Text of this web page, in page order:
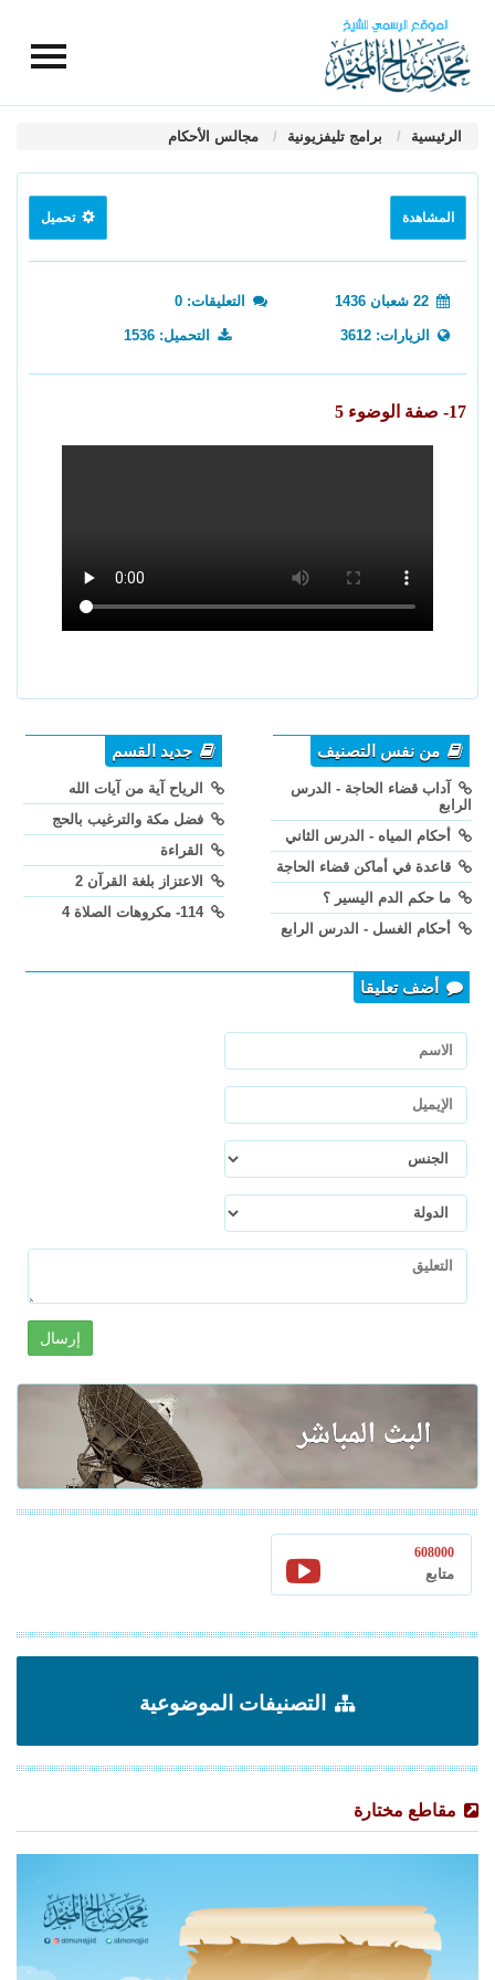
الرئيسية برامج تليفزيونية مجالس الأحكام
المشاهدة تحميل
التعليقات: 0
الزيارات: 3612 التحميل: 1536
17- صفة الوضوء 5
من نفس التصنيف
آداب قضاء الحاجة - الدرس
الرابع
أحكام المياه - الدرس الثاني
قاعدة في أماكن قضاء الحاجة
ما حكم الدم اليسير ؟
أحكام الغسل - الدرس الرابع
جديد القسم
الرياح آية من آيات الله
فضل مكة والترغيب بالحج
القراءة
الاعتزاز بلغة القرآن 2
114- مكروهات الصلاة 4
أضف تعليقا
إرسال
608000
متابع
التصنيفات الموضوعية
مقاطع مختارة